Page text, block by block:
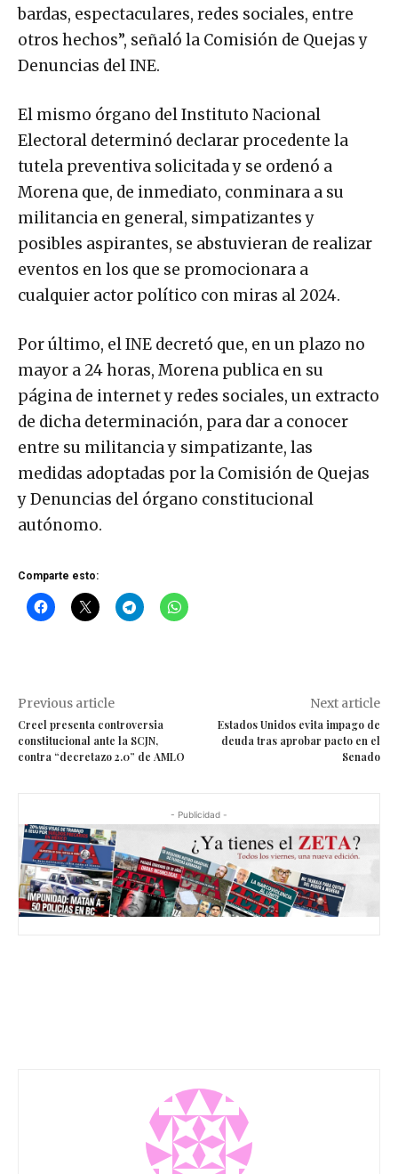
bardas, espectaculares, redes sociales, entre
otros hechos”, señaló la Comisión de Quejas y
Denuncias del INE.
El mismo órgano del Instituto Nacional
Electoral determinó declarar procedente la
tutela preventiva solicitada y se ordenó a
Morena que, de inmediato, conminara a su
militancia en general, simpatizantes y
posibles aspirantes, se abstuvieran de realizar
eventos en los que se promocionara a
cualquier actor político con miras al 2024.
Por último, el INE decretó que, en un plazo no
mayor a 24 horas, Morena publica en su
página de internet y redes sociales, un extracto
de dicha determinación, para dar a conocer
entre su militancia y simpatizante, las
medidas adoptadas por la Comisión de Quejas
y Denuncias del órgano constitucional
autónomo.
Comparte esto:
Previous article
Creel presenta controversia
constitucional ante la SCJN,
contra “decretazo 2.0” de AMLO
Next article
Estados Unidos evita impago de
deuda tras aprobar pacto en el
Senado
- Publicidad -